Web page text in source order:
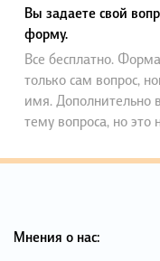
Вы задаете свой
форму.
Все бесплатно.
только сам вопрос,
имя. Дополнительно
тему вопроса, но это
Мнения о нас: